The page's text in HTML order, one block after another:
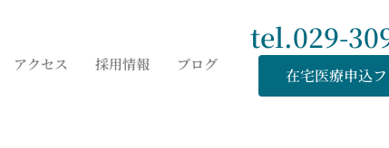
アクセス 採用情報 ブログ
tel.029-
在宅医療申込